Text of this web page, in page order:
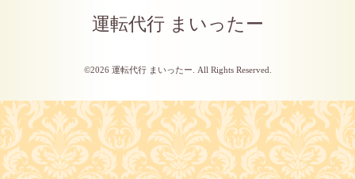
運転代行 まいったー
©2026 運転代行 まいったー . All Rights Reserved.